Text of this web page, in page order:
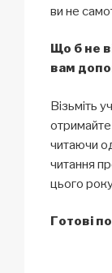
ви не
Що б не
вам
Візьміть
читаючи
читання
цього
Готові